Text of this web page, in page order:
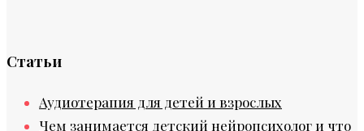
Статьи
Аудиотерапия для детей и взрослых
Чем занимается детский нейропсихолог и что